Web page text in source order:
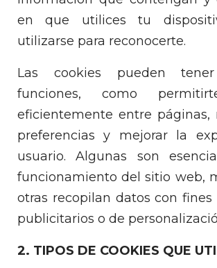
en que utilices tu
utilizarse para reconocerte.
Las cookies pueden
funciones, como
eficientemente entre páginas,
preferencias y mejorar la
usuario. Algunas son
funcionamiento del sitio web,
otras recopilan datos con fines
publicitarios o de
2. TIPOS DE COOKIES QUE